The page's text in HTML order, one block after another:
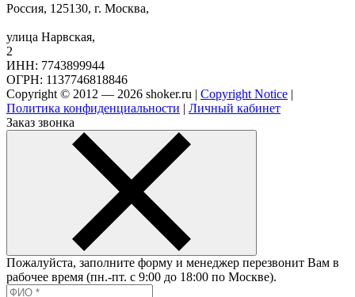
Россия, 125130, г. Москва,
улица Нарвская,
2
ИНН: 7743899944
ОГРН: 1137746818846
Copyright © 2012 — 2026 shoker.ru | Copyright Notice |
Политика конфиденциальности | Личный кабинет
Заказ звонка
Пожалуйста, заполните форму и менеджер перезвонит Вам в
рабочее время (пн.-пт. с 9:00 до 18:00 по Москве).